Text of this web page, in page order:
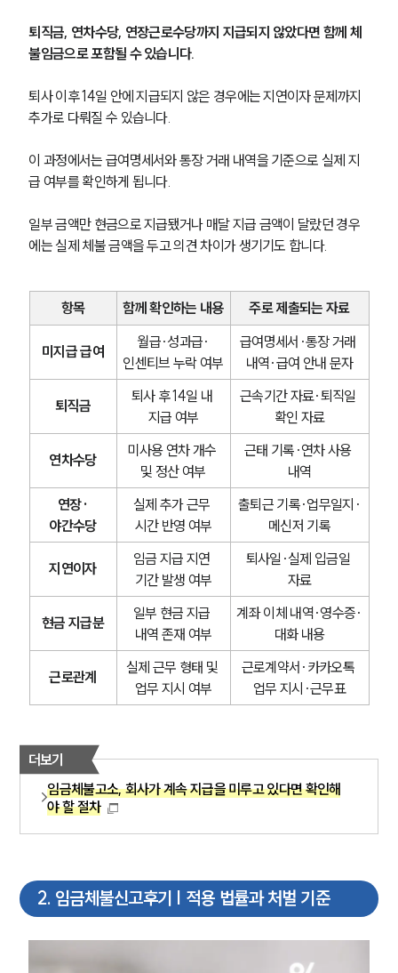
퇴직금, 연차수당, 연장근로수당까지 지급되지 않았다면 함께 체
불임금으로 포함될 수 있습니다.
퇴사 이후 14일 안에 지급되지 않은 경우에는 지연이자 문제까지
추가로 다뤄질 수 있습니다.
이 과정에서는 급여명세서와 통장 거래 내역을 기준으로 실제 지
급 여부를 확인하게 됩니다.
일부 금액만 현금으로 지급됐거나 매달 지급 금액이 달랐던 경우
에는 실제 체불 금액을 두고 의견 차이가 생기기도 합니다.
항목 함께 확인하는 내용 주로 제출되는 자료
미지급 급여
월급·성과급·
인센티브 누락 여부
급여명세서·통장 거래
내역·급여 안내 문자
퇴직금
퇴사 후 14일 내
지급 여부
근속기간 자료·퇴직일
확인 자료
연차수당
미사용 연차 개수
및 정산 여부
근태 기록·연차 사용
내역
연장·
야간수당
실제 추가 근무
시간 반영 여부
출퇴근 기록·업무일지·
메신저 기록
지연이자
임금 지급 지연
기간 발생 여부
퇴사일·실제 입금일
자료
현금 지급분
일부 현금 지급
내역 존재 여부
계좌 이체 내역·영수증·
대화 내용
근로관계
실제 근무 형태 및
업무 지시 여부
근로계약서·카카오톡
업무 지시·근무표
더보기
임금체불고소, 회사가 계속 지급을 미루고 있다면 확인해
야 할 절차
2. 임금체불신고후기 | 적용 법률과 처벌 기준